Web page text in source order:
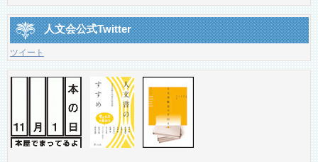
人文会公式Twitter
ツイート